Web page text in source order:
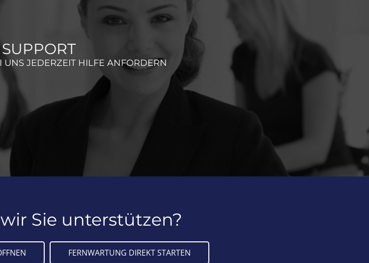
SUPPORT
UNS JEDERZEIT HILFE ANFORDERN
Sie unterstützen?
FERNWARTUNG DIREKT STARTEN